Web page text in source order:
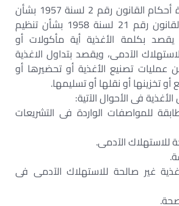
مع مراعاة أحكام القانون رقم 2 لسنة 1957 بشأن
التوحيد القياسى، والقانون رقم 21 لسنة 1958 بشأن تنظيم
بكلمة الأغذية أية مأكولات أو
الآدمى، ويقصد بتداول الاغذية
عمليات تصنيع الأغذية أو تحضيرها أو
تخزينها أو نقلها أو تسليمها.
فى الأحوال الآتية:
للمواصفات الواردة فى التشريعات
غير صالحة للاستهلاك الآدمى فى